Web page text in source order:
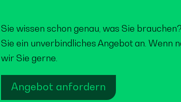
Sie wissen schon genau, was Sie
Sie ein unverbindliches Angebot an. Wenn
wir Sie gerne.
Angebot anfordern